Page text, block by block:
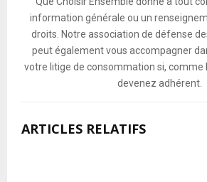
information générale ou un
droits. Notre association de défense
peut également vous accompagner
votre litige de consommation si, comme
devenez adhérent.
ARTICLES RELATIFS